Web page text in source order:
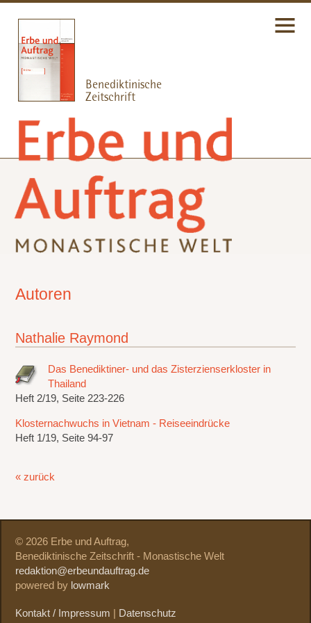
Autoren
Nathalie Raymond
Das Benediktiner- und das Zisterzienserkloster in
Thailand
Heft 2/19, Seite 223-226
Klosternachwuchs in Vietnam - Reiseeindrücke
Heft 1/19, Seite 94-97
« zurück
© 2026 Erbe und Auftrag,
Benediktinische Zeitschrift - Monastische Welt
redaktion@erbeundauftrag.de
powered by lowmark
Kontakt / Impressum Datenschutz